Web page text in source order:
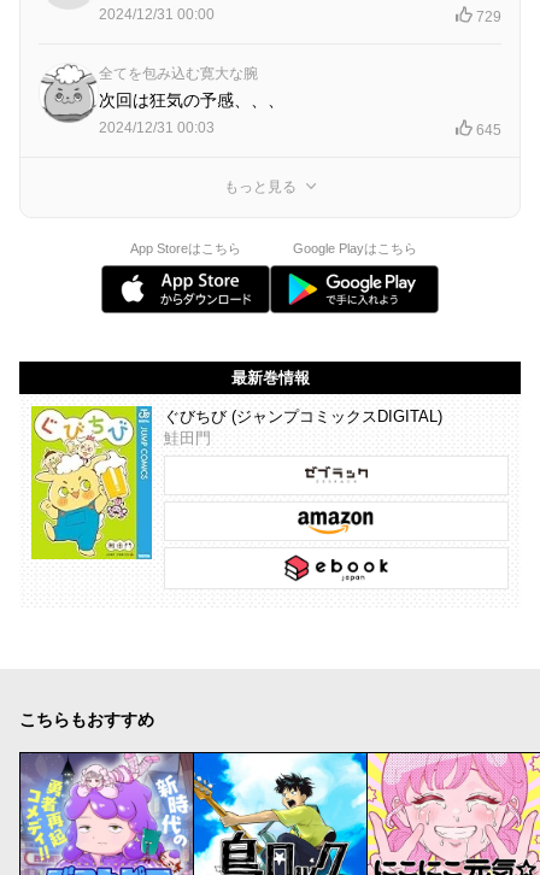
2024/12/31 00:00 729
全てを包み込む寛大な腕
次回は狂気の予感、、、
2024/12/31 00:03 645
もっと見る
App Storeはこちら Google Playはこちら
最新巻情報
ぐびちび (ジャンプコミックスDIGITAL)
鮭田門
こちらもおすすめ